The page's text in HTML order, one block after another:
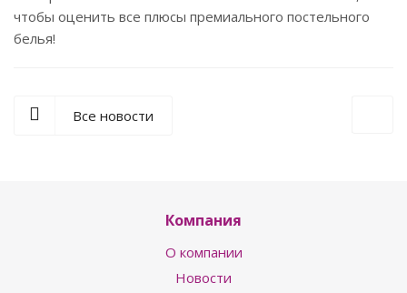
чтобы оценить все плюсы премиального постельного
белья!
Все новости
Компания
О компании
Новости